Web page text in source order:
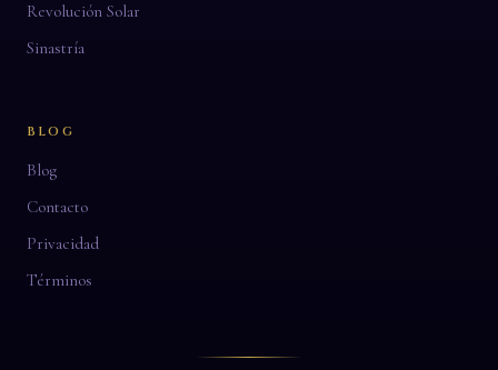
Revolución Solar
Sinastría
BLOG
Blog
Contacto
Privacidad
Términos